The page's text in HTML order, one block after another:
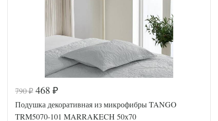
Код товара
Артикул
TT114609
Размер
50х70
790₽ 468 ₽
Подушка декоративная из микрофибры TANGO
TRM5070-101 MARRAKECH 50х70